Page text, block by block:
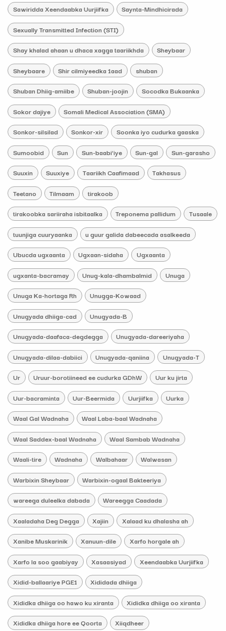
Sawiridda Xeendaabka Uurjiifka Saynta-Mindhicirada
Sexually Transmitted Infection (STI)
Shay khalad ahaan u dhaca xagga taariikhda Sheybaar
Sheybaare Shir cilmiyeedka 1aad shuban
Shuban Dhiig-amiibe Shuban-joojin Socodka Bukaanka
Sokor dajiye Somali Medical Association (SMA)
Sonkor-silsilad Sonkor-xir Soonka iyo cudurka gaaska
Sumoobid Sun Sun-baabi’iye Sun-gal Sun-garasho
Suuxin Suuxiye Taariikh Caafimaad Takhasus
Teetano Tilmaam tirakoob
tirakoobka sariiraha isbitaalka Treponema pallidum Tusaale
tuunjiga cuuryaanka u guur galida dabeecada asalkeeda
Ubucda ugxaanta Ugxaan-sidaha Ugxaanta
ugxanta-bacramay Unug-kala-dhambalmid Unuga
Unuga Ka-hortaga Rh Unugga-Kowaad
Unugyada dhiiga-cad Unugyada-B
Unugyada-daafaca-degdegga Unugyada-dareeriyaha
Unugyada-dilaa-dabiici Unugyada-qaniina Unugyada-T
Ur Uruur-borotiineed ee cudurka GDhW Uur ku jirta
Uur-bacraminta Uur-Beermida Uurjiifka Uurka
Waal Gal Wadnaha Waal Laba-baal Wadnaha
Waal Saddex-baal Wadnaha Waal Sambab Wadnaha
Waali-tire Wadnaha Walbahaar Walwasan
Warbixin Sheybaar Warbixin-ogaal Bakteeriya
wareega duleelka dabada Wareegga Caadada
Xaaladaha Deg Degga Xajiin Xalaad ku dhalasha ah
Xanibe Muskarinik Xanuun-dile Xarfo horgale ah
Xarfo la soo gaabiyay Xasaasiyad Xeendaabka Uurjiifka
Xidid-ballaariye PGE1 Xididada dhiiga
Xididka dhiiga oo hawo ku xiranta Xididka dhiiga oo xiranta
Xididka dhiiga hore ee Qoorta Xiiqdheer